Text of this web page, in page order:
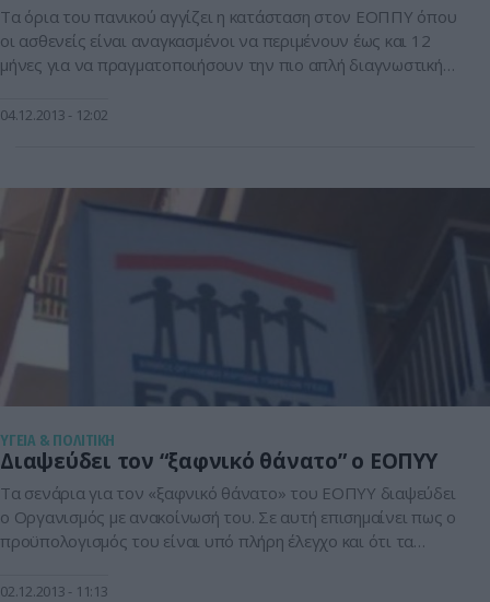
Τα όρια του πανικού αγγίζει η κατάσταση στον ΕΟΠΠΥ όπου
οι ασθενείς είναι αναγκασμένοι να περιμένουν έως και 12
μήνες για να πραγματοποιήσουν την πιο απλή διαγνωστική
Άδωνις έχει διαφορετικά σχέδια για τους ασφαλισμένους. Σε
04.12.2013 12:02
ΥΓΕΙΑ & ΠΟΛΙΤΙΚΗ
Διαψεύδει τον “ξαφνικό θάνατο” ο ΕΟΠΥΥ
Τα σενάρια για τον «ξαφνικό θάνατο» του ΕΟΠΥΥ διαψεύδει
ο Οργανισμός με ανακοίνωσή του. Σε αυτή επισημαίνει πως ο
προϋπολογισμός του είναι υπό πλήρη έλεγχο και ότι τα
γιατροί, τα φαρμακεία και οι εξετάσεις είναι διασφαλισμένες,
02.12.2013 11:13